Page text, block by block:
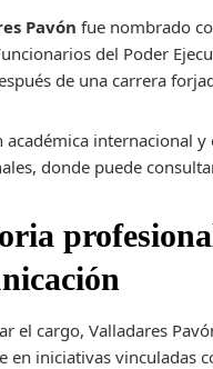
Pavón fue nombrado
del Poder
de una carrera
académica internacional
donde puede
el cargo, Valladares
en iniciativas vinculadas